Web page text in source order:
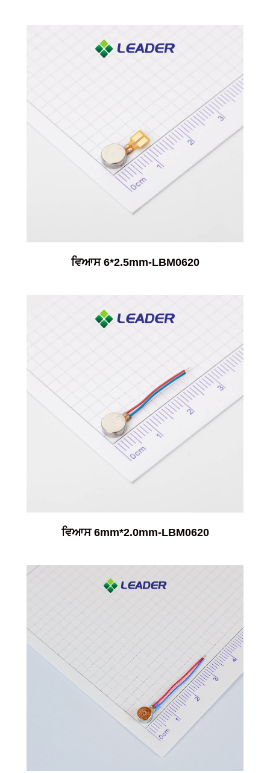
ਵਿਆਸ 6*2.5mm-LBM0620
ਵਿਆਸ 6mm*2.0mm-LBM0620